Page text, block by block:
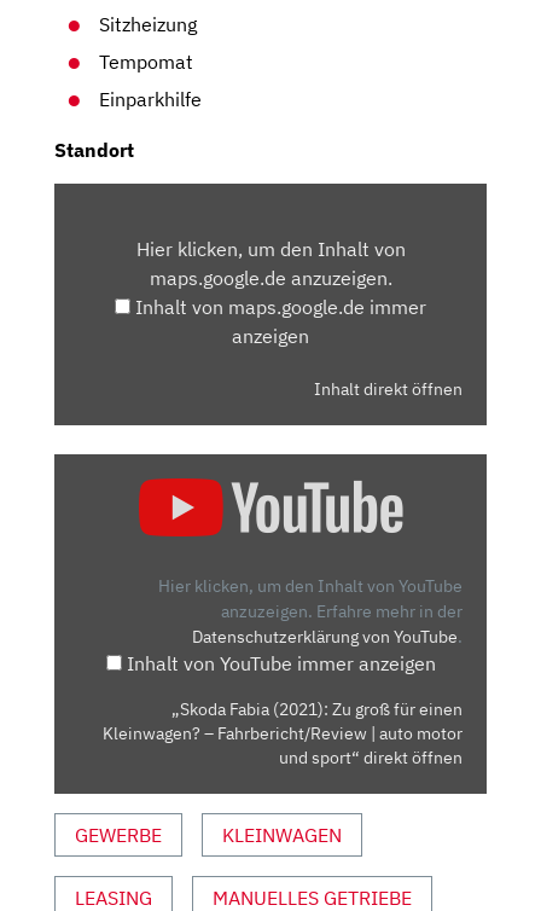
Sitzheizung
Tempomat
Einparkhilfe
Standort
MAPS.GOOGLE.DEHier klicken, um den Inhalt von
maps.google.de anzuzeigen.
Inhalt von maps.google.de immer
anzeigen
Inhalt direkt öffnen
LEINWAGEN? –
AHRBERICHT/REVIEW |
OTOR U
ND S
PORT“ V
ON Y
Hier klicken, um den Inhalt von YouTube
anzuzeigen. Erfahre mehr in der
Datenschutzerklärung von YouTube.
Inhalt von YouTube immer anzeigen
„Skoda Fabia (2021): Zu groß für einen
Kleinwagen? – Fahrbericht/Review | auto motor
und sport“ direkt öffnen
GEWERBE KLEINWAGEN
LEASING MANUELLES GETRIEBE